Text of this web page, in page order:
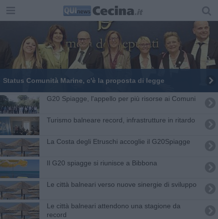
Status Comunità Marine, c'è la proposta di legge
G20 Spiagge, l'appello per più risorse ai Comuni
Turismo balneare record, infrastrutture in ritardo
La Costa degli Etruschi accoglie il G20Spiagge
Il G20 spiagge si riunisce a Bibbona
Le città balneari verso nuove sinergie di sviluppo
Le città balneari attendono una stagione da
record